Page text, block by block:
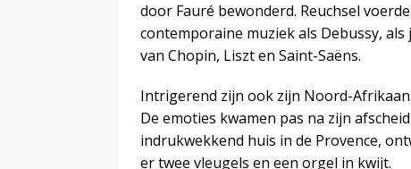
door Fauré bewonderd. Reuchsel
contemporaine muziek als Debussy,
van Chopin, Liszt en Saint-Saëns.
Intrigerend zijn ook zijn Noord-
De emoties kwamen pas na zijn
indrukwekkend huis in de Provence,
er twee vleugels en een orgel in kwijt.